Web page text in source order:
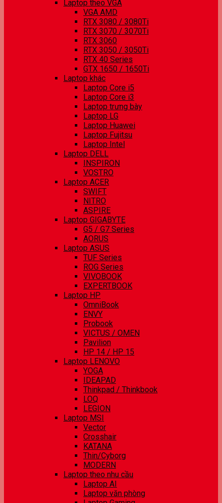
Laptop theo VGA
VGA AMD
RTX 3080 / 3080Ti
RTX 3070 / 3070Ti
RTX 3060
RTX 3050 / 3050Ti
RTX 40 Series
GTX 1650 / 1650Ti
Laptop khác
Laptop Core i5
Laptop Core i3
Laptop trưng bày
Laptop LG
Laptop Huawei
Laptop Fujitsu
Laptop Intel
Laptop DELL
INSPIRON
VOSTRO
Laptop ACER
SWIFT
NITRO
ASPIRE
Laptop GIGABYTE
G5 / G7 Series
AORUS
Laptop ASUS
TUF Series
ROG Series
VIVOBOOK
EXPERTBOOK
Laptop HP
OmniBook
ENVY
Probook
VICTUS / OMEN
Pavilion
HP 14 / HP 15
Laptop LENOVO
YOGA
IDEAPAD
Thinkpad / Thinkbook
LOQ
LEGION
Laptop MSI
Vector
Crosshair
KATANA
Thin/Cyborg
MODERN
Laptop theo nhu cầu
Laptop AI
Laptop văn phòng